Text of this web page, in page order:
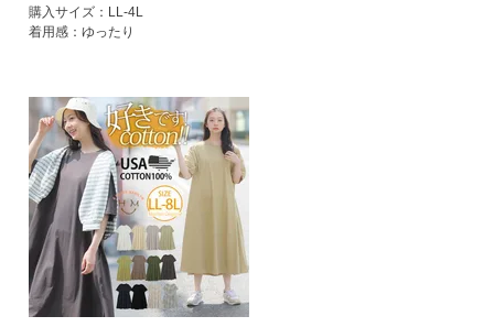
購入サイズ：LL-4L
着用感：ゆったり